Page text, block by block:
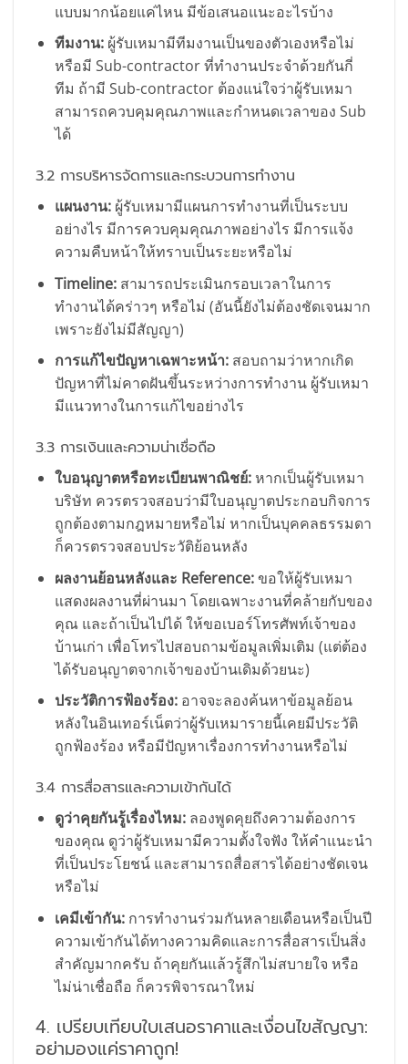
แบบมากน้อยแค่ไหน มีข้อเสนอแนะอะไรบ้าง
ทีมงาน:ผู้รับเหมามีทีมงานเป็นของตัวเองหรือไม่
หรือมี Sub-contractor ที่ทำงานประจำด้วยกันกี่
ทีม ถ้ามี Sub-contractor ต้องแน่ใจว่าผู้รับเหมา
สามารถควบคุมคุณภาพและกำหนดเวลาของ Sub
ได้
3.2 การบริหารจัดการและกระบวนการทำงาน
แผนงาน:ผู้รับเหมามีแผนการทำงานที่เป็นระบบ
อย่างไร มีการควบคุมคุณภาพอย่างไร มีการแจ้ง
ความคืบหน้าให้ทราบเป็นระยะหรือไม่
Timeline:สามารถประเมินกรอบเวลาในการ
ทำงานได้คร่าวๆ หรือไม่ (อันนี้ยังไม่ต้องชัดเจนมาก
เพราะยังไม่มีสัญญา)
การแก้ไขปัญหาเฉพาะหน้า:สอบถามว่าหากเกิด
ปัญหาที่ไม่คาดฝันขึ้นระหว่างการทำงาน ผู้รับเหมา
มีแนวทางในการแก้ไขอย่างไร
3.3 การเงินและความน่าเชื่อถือ
ใบอนุญาตหรือทะเบียนพาณิชย์:หากเป็นผู้รับเหมา
บริษัท ควรตรวจสอบว่ามีใบอนุญาตประกอบกิจการ
ถูกต้องตามกฎหมายหรือไม่ หากเป็นบุคคลธรรมดา
ก็ควรตรวจสอบประวัติย้อนหลัง
ผลงานย้อนหลังและ Reference:ขอให้ผู้รับเหมา
แสดงผลงานที่ผ่านมา โดยเฉพาะงานที่คล้ายกับของ
คุณ และถ้าเป็นไปได้ ให้ขอเบอร์โทรศัพท์เจ้าของ
บ้านเก่า เพื่อโทรไปสอบถามข้อมูลเพิ่มเติม (แต่ต้อง
ได้รับอนุญาตจากเจ้าของบ้านเดิมด้วยนะ)
ประวัติการฟ้องร้อง:อาจจะลองค้นหาข้อมูลย้อน
หลังในอินเทอร์เน็ตว่าผู้รับเหมารายนี้เคยมีประวัติ
ถูกฟ้องร้อง หรือมีปัญหาเรื่องการทำงานหรือไม่
3.4 การสื่อสารและความเข้ากันได้
ดูว่าคุยกันรู้เรื่องไหม:ลองพูดคุยถึงความต้องการ
ของคุณ ดูว่าผู้รับเหมามีความตั้งใจฟัง ให้คำแนะนำ
ที่เป็นประโยชน์ และสามารถสื่อสารได้อย่างชัดเจน
หรือไม่
เคมีเข้ากัน:การทำงานร่วมกันหลายเดือนหรือเป็นปี
ความเข้ากันได้ทางความคิดและการสื่อสารเป็นสิ่ง
สำคัญมากครับ ถ้าคุยกันแล้วรู้สึกไม่สบายใจ หรือ
ไม่น่าเชื่อถือ ก็ควรพิจารณาใหม่
4. เปรียบเทียบใบเสนอราคาและเงื่อนไขสัญญา:
อย่ามองแค่ราคาถูก!